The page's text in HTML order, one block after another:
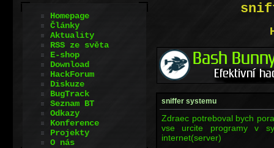
sniffer systemu
Zdraec potreboval bych
vse urcite programy v
internet(server)
Homepage
Články
Aktuality
RSS ze světa
E-shop
Download
HackForum
Diskuze
BugTrack
Seznam BT
Odkazy
Konference
Projekty
O nás